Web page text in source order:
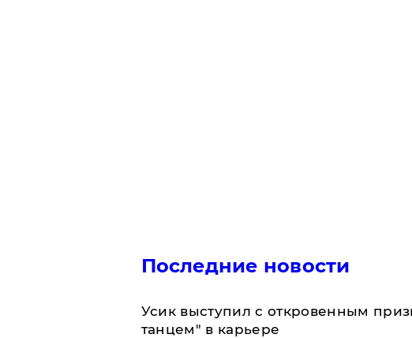
Последние новости
Усик выступил с откровенным
танцем" в карьере